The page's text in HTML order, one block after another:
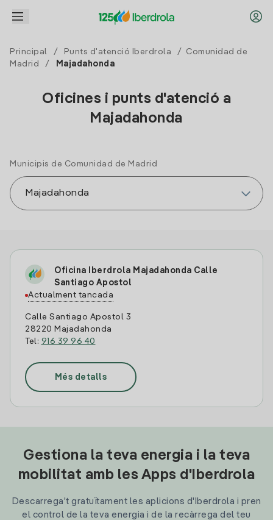
Principal / Punts d'atenció Iberdrola /
Comunidad de
Madrid
/ Majadahonda
Oficines i punts d'atenció a
Majadahonda
Municipis de Comunidad de Madrid
Oficina Iberdrola Majadahonda Calle
Santiago Apostol
Actualment tancada
Calle Santiago Apostol 3
28220 Majadahonda
Tel: 916 39 96 40
Més detalls
Gestiona la teva energia i la teva
mobilitat amb les Apps d'Iberdrola
Descarrega't gratuïtament les aplicions d'Iberdrola i pren
el control de la teva energia i de la recàrrega del teu